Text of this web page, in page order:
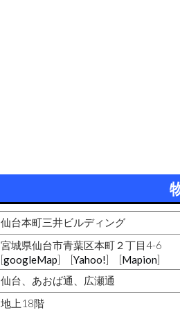
仙台本町三井ビルディング
宮城県仙台市青葉区本町２丁目4-6
[googleMap] [Yahoo!] [Mapion]
仙台、あおば通、広瀬通
地上18階